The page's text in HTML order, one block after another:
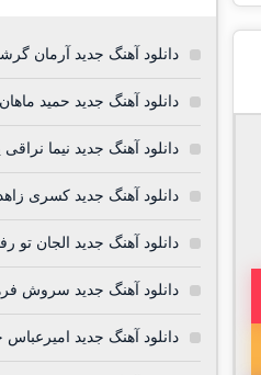
دانلود آهنگ جدید آرمان
دانلود آهنگ جدید حمید
دانلود آهنگ جدید نیما نراقی
دانلود آهنگ جدید کسری
دانلود آهنگ جدید الجان تو
دانلود آهنگ جدید سروش
دانلود آهنگ جدید